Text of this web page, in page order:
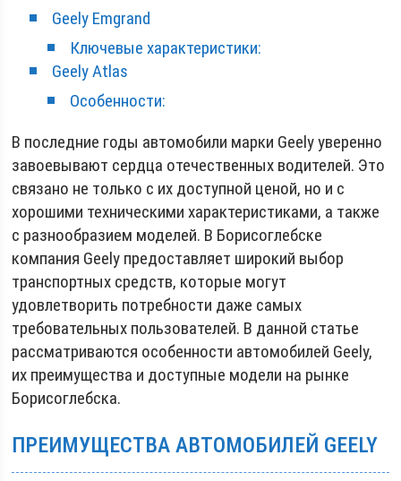
Geely Emgrand
Ключевые характеристики:
Geely Atlas
Особенности:
В последние годы автомобили марки Geely уверенно
завоевывают сердца отечественных водителей. Это
связано не только с их доступной ценой, но и с
хорошими техническими характеристиками, а также
с разнообразием моделей. В Борисоглебске
компания Geely предоставляет широкий выбор
транспортных средств, которые могут
удовлетворить потребности даже самых
требовательных пользователей. В данной статье
рассматриваются особенности автомобилей Geely,
их преимущества и доступные модели на рынке
Борисоглебска.
ПРЕИМУЩЕСТВА АВТОМОБИЛЕЙ GEELY